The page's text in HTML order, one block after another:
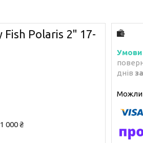
Polaris 2" 17-
000 ₴
днів